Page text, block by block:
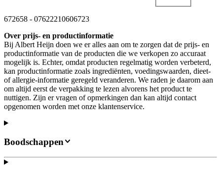
672658 - 07622210606723
Over prijs- en productinformatie
Bij Albert Heijn doen we er alles aan om te zorgen dat de prijs- en
productinformatie van de producten die we verkopen zo accuraat
mogelijk is. Echter, omdat producten regelmatig worden verbeterd,
kan productinformatie zoals ingrediënten, voedingswaarden, dieet-
of allergie-informatie geregeld veranderen. We raden je daarom aan
om altijd eerst de verpakking te lezen alvorens het product te
nuttigen. Zijn er vragen of opmerkingen dan kan altijd contact
opgenomen worden met onze klantenservice.
Boodschappen